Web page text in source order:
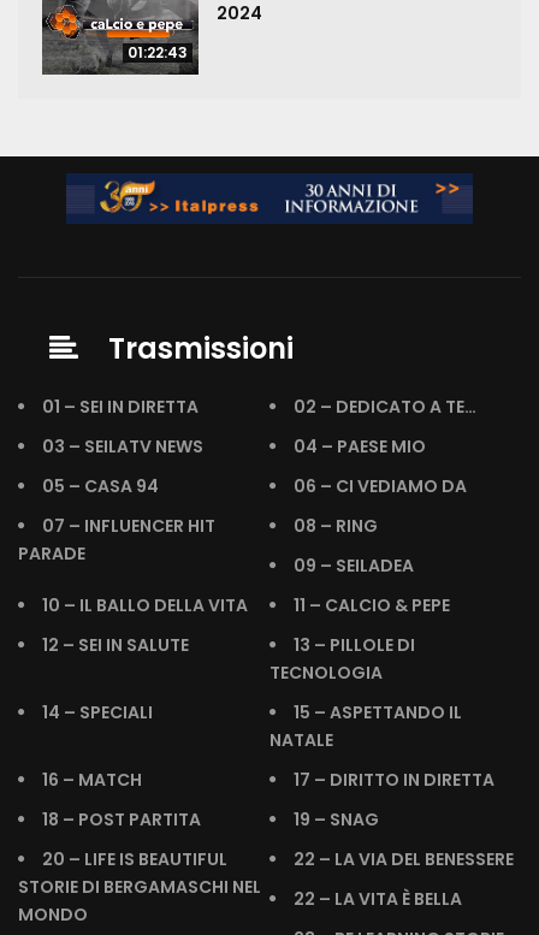
01:22:43
2024
Trasmissioni
01 – SEI IN DIRETTA
02 – DEDICATO A TE…
03 – SEILATV NEWS
04 – PAESE MIO
05 – CASA 94
06 – CI VEDIAMO DA
07 – INFLUENCER HIT
PARADE
08 – RING
09 – SEILADEA
10 – IL BALLO DELLA VITA
11 – CALCIO & PEPE
12 – SEI IN SALUTE
13 – PILLOLE DI
TECNOLOGIA
14 – SPECIALI
15 – ASPETTANDO IL
NATALE
16 – MATCH
17 – DIRITTO IN DIRETTA
18 – POST PARTITA
19 – SNAG
20 – LIFE IS BEAUTIFUL
STORIE DI BERGAMASCHI NEL
MONDO
22 – LA VIA DEL BENESSERE
22 – LA VITA È BELLA